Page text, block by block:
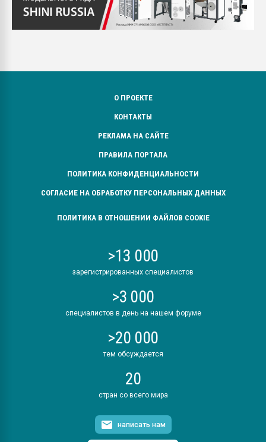
О ПРОЕКТЕ
КОНТАКТЫ
РЕКЛАМА НА САЙТЕ
ПРАВИЛА ПОРТАЛА
ПОЛИТИКА КОНФИДЕНЦИАЛЬНОСТИ
СОГЛАСИЕ НА ОБРАБОТКУ ПЕРСОНАЛЬНЫХ ДАННЫХ
ПОЛИТИКА В ОТНОШЕНИИ ФАЙЛОВ COOKIE
>13 000
зарегистрированных специалистов
>3 000
специалистов в день на нашем форуме
>20 000
тем обсуждается
20
стран со всего мира
написать нам